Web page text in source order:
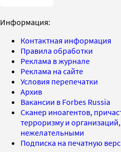
Информация:
Контактная информация
Правила обработки
Реклама в журнале
Реклама на сайте
Условия перепечатки
Архив
Вакансии в Forbes Russia
Сканер иноагентов,
терроризму и
нежелательными
Подписка на печатную